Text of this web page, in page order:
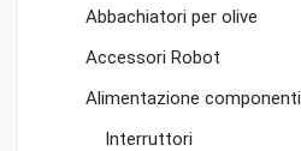
Abbachiatori per olive
Accessori Robot
Alimentazione componenti
Interruttori